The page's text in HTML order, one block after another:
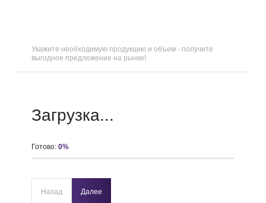
Укажите необходимую продукцию и объем - получите
выгодное предложение на рынке!
Загрузка...
Готово: 0%
Назад Далее